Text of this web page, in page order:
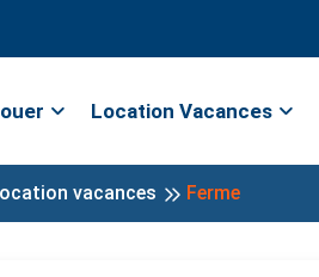
Location Vacances
vacances Ferme